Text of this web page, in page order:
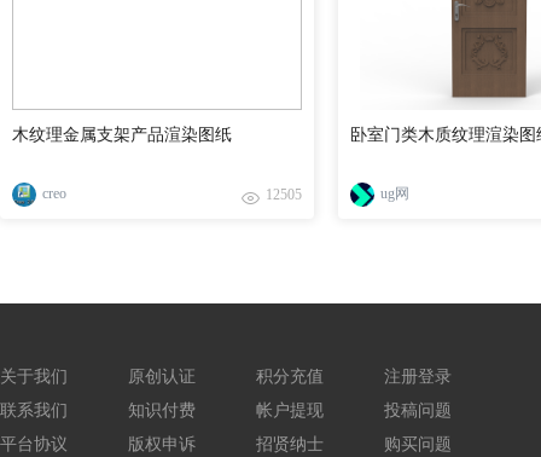
木纹理金属支架产品渲染图纸
creo 12505
卧室门类木质纹理渲染图
ug网
关于我们
联系我们
平台协议
原创认证
知识付费
版权申诉
积分充值
帐户提现
招贤纳士
注册登录
投稿问题
购买问题